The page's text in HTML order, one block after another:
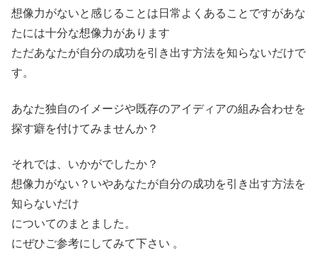
想像力がないと感じることは日常よくあることですがあな
たには十分な想像力があります
ただあなたが自分の成功を引き出す方法を知らないだけで
す。
あなた独自のイメージや既存のアイディアの組み合わせを
探す癖を付けてみませんか？
それでは、いかがでしたか？
想像力がない？いやあなたが自分の成功を引き出す方法を
知らないだけ
についてのまとました。
にぜひご参考にしてみて下さい 。